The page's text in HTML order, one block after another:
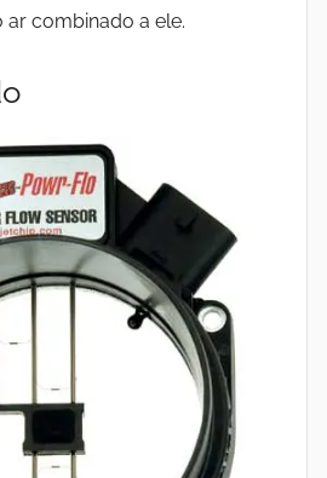
combinado a ele.